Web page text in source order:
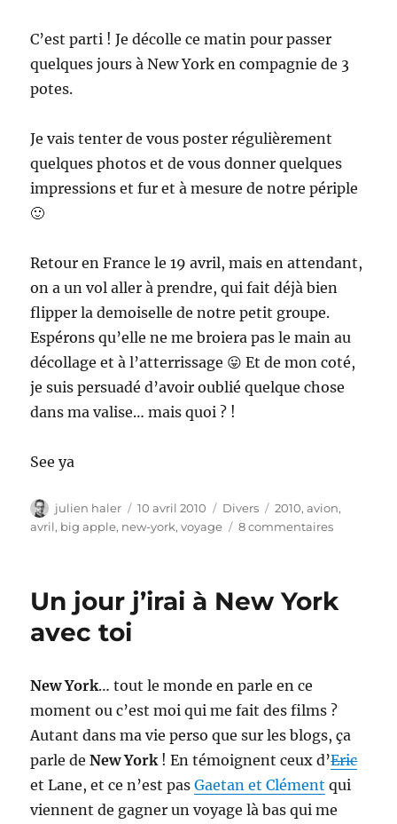
C’est parti ! Je décolle ce matin pour passer
quelques jours à New York en compagnie de 3
potes.
Je vais tenter de vous poster régulièrement
quelques photos et de vous donner quelques
impressions et fur et à mesure de notre périple
🙂
Retour en France le 19 avril, mais en attendant,
on a un vol aller à prendre, qui fait déjà bien
flipper la demoiselle de notre petit groupe.
Espérons qu’elle ne me broiera pas le main au
décollage et à l’atterrissage 😛 Et de mon coté,
je suis persuadé d’avoir oublié quelque chose
dans ma valise… mais quoi ? !
See ya
Auteur
julien haler
Publié
le
10 avril 2010 Catégories
Divers Étiquettes
2010,avion,
avril, big apple, new-york,voyage 8 commentairessur
York
Un jour j’irai à New York
avec toi
New York… tout le monde en parle en ce
moment ou c’est moi qui me fait des films ?
Autant dans ma vie perso que sur les blogs, ça
parle deNew York ! En témoignent ceux d’Eric
et Lane, et ce n’est pasGaetan et Clément qui
viennent de gagner un voyage là bas qui me